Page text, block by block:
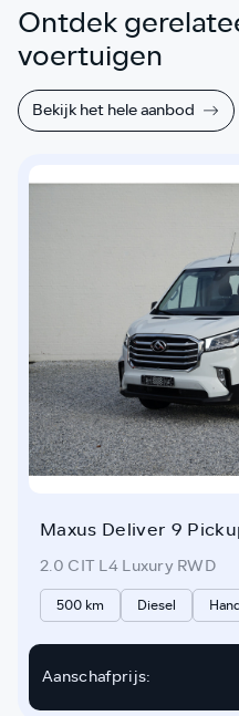
Ontdek
voertuigen
Bekijk het hele aanbod
Maxus Deliver 9
2.0 CIT L4 Luxury RWD
500 km Diesel
Aanschafprijs: